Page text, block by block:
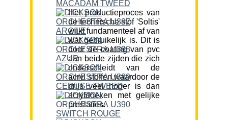
Het productieproces van
de technische stof 'Soltis'
wijkt fundamenteel af van
wat gebruikelijk is. Dit is
door de coating van pvc
aan beide zijden die zich
onderscheidt van de
acryl stoffen waardoor de
prijs veel hoger is dan
acryldoeken met gelijke
prestaties.